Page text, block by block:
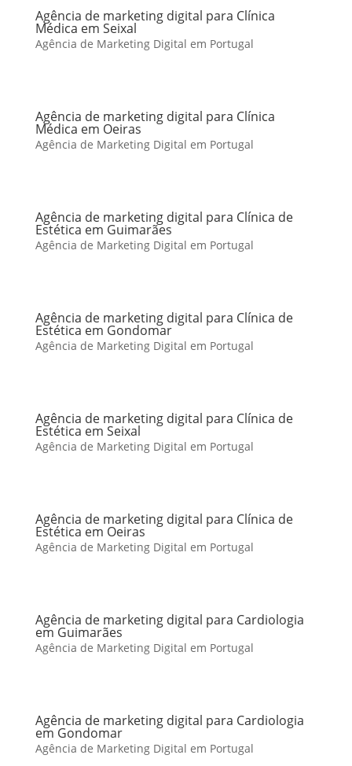
Agência de marketing digital para Clínica
Médica em Seixal
Agência de Marketing Digital em Portugal
Agência de marketing digital para Clínica
Médica em Oeiras
Agência de Marketing Digital em Portugal
Agência de marketing digital para Clínica de
Estética em Guimarães
Agência de Marketing Digital em Portugal
Agência de marketing digital para Clínica de
Estética em Gondomar
Agência de Marketing Digital em Portugal
Agência de marketing digital para Clínica de
Estética em Seixal
Agência de Marketing Digital em Portugal
Agência de marketing digital para Clínica de
Estética em Oeiras
Agência de Marketing Digital em Portugal
Agência de marketing digital para Cardiologia
em Guimarães
Agência de Marketing Digital em Portugal
Agência de marketing digital para Cardiologia
em Gondomar
Agência de Marketing Digital em Portugal